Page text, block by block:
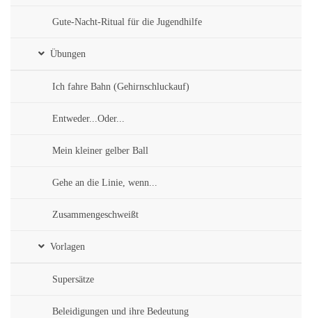
Gute-Nacht-Ritual für die Jugendhilfe
Übungen
Ich fahre Bahn (Gehirnschluckauf)
Entweder...Oder...
Mein kleiner gelber Ball
Gehe an die Linie, wenn...
Zusammengeschweißt
Vorlagen
Supersätze
Beleidigungen und ihre Bedeutung